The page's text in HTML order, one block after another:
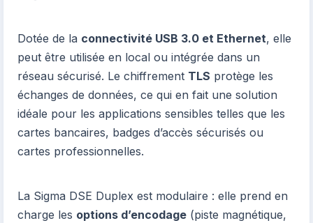
Dotée de la connectivité USB 3.0 et Ethernet, elle
peut être utilisée en local ou intégrée dans un
réseau sécurisé. Le chiffrement TLS protège les
échanges de données, ce qui en fait une solution
idéale pour les applications sensibles telles que les
cartes bancaires, badges d’accès sécurisés ou
cartes professionnelles.
La Sigma DSE Duplex est modulaire : elle prend en
charge les options d’encodage (piste magnétique,